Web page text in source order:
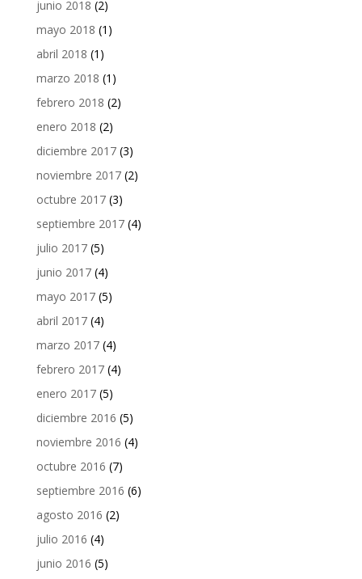
junio 2018 (2)
mayo 2018 (1)
abril 2018 (1)
marzo 2018 (1)
febrero 2018 (2)
enero 2018 (2)
diciembre 2017(3)
noviembre 2017(2)
octubre 2017(3)
septiembre 2017(4)
julio 2017(5)
junio 2017(4)
mayo 2017(5)
abril 2017(4)
marzo 2017(4)
febrero 2017(4)
enero 2017(5)
diciembre 2016 (5)
noviembre 2016 (4)
octubre 2016 (7)
septiembre 2016 (6)
agosto 2016 (2)
julio 2016 (4)
junio 2016 (5)